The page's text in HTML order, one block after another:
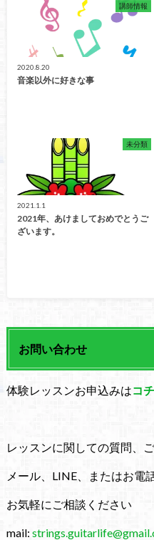
講師情報
2020.8.20
音楽以外に好きな事
未分類
2021.1.1
2021年、あけましておめでとうご
ざいます。
お問い合わせ
体験レッスンお申込みはコ
レッスンに関しての質問、
メール、LINE、またはお電
お気軽にご相談ください
mail: